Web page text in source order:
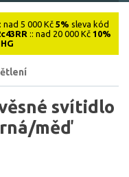
nad 5 000 Kč 5% sleva kód
:: nad 20 000 Kč 10%
svítidlo
měď